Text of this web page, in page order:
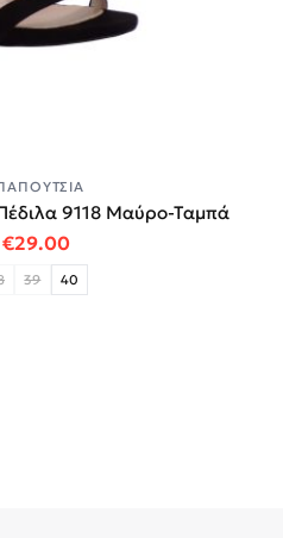
9118 Μαύρο-Ταμπά
Original price was: €89.00.
€29.00Η τρέχουσα τιμή
39 40